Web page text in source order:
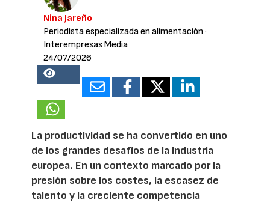
Nina Jareño
Periodista especializada en alimentación ·
Interempresas Media
24/07/2026
20408
La productividad se ha convertido en uno
de los grandes desafíos de la industria
europea. En un contexto marcado por la
presión sobre los costes, la escasez de
talento y la creciente competencia